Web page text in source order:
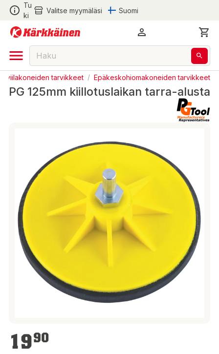
Tu
ki
Valitse myymäläsi Suomi
viilakoneiden tarvikkeet / Epäkeskohiomakoneiden tarvikkeet
PG 125mm kiillotuslaikan tarra-alusta
19,90 €
1990